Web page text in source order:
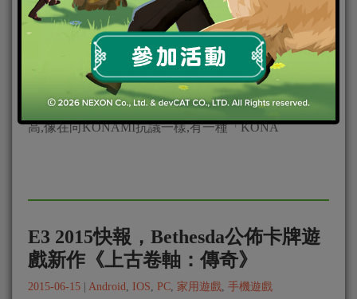
作為在KONAMI的最後一擊,小島秀夫此作品的品質極
高,像在向KONAMI抗議一樣,有一種「KONA
E3 2015快報，Bethesda公佈卡牌遊
戲新作《上古卷軸：傳奇》
2015-06-15 Android, IOS, PC, 家用遊戲, 手機遊戲